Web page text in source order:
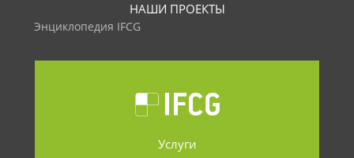
НАШИ ПРОЕКТЫ
Энциклопедия IFCG
Услуги